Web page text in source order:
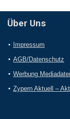
Über Uns
Impressum
AGB/Datenschutz
Werbung
Zypern Aktuell –